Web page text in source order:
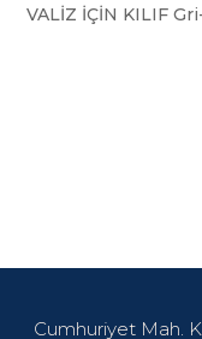
VALİZ İÇİN KILIF
Cumhuriyet Mah.